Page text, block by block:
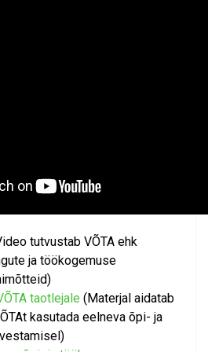
tutvustab VÕTA ehk
ja töökogemuse
taotlejale (Materjal aidatab
kasutada eelneva õpi- ja